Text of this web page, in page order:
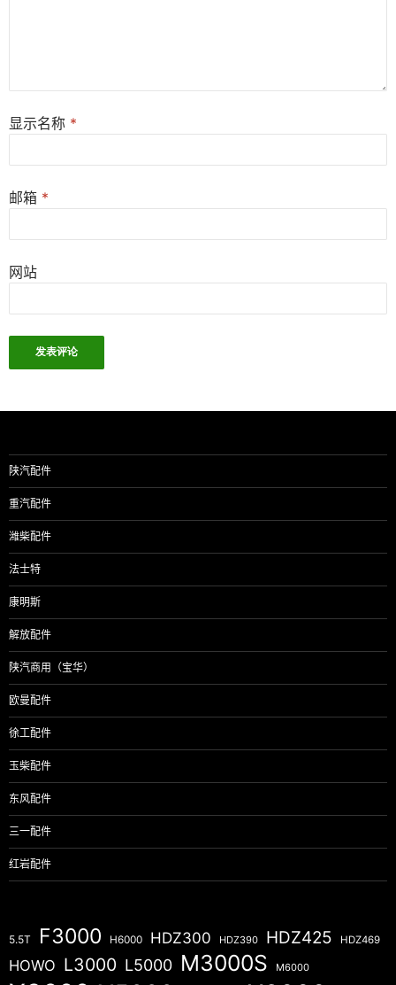
显示名称 *
邮箱 *
网站
陕汽配件
重汽配件
潍柴配件
法士特
康明斯
解放配件
陕汽商用（宝华）
欧曼配件
徐工配件
玉柴配件
东风配件
三一配件
红岩配件
5.5T F3000 H6000 HDZ300 HDZ390 HDZ425 HDZ469
HOWO L3000 L5000 M3000S M6000